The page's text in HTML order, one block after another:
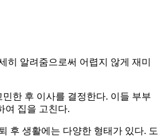
알려줌으로써 어렵지 않게 재미
한 후 이사를 결정한다. 이들 부부
여 집을 고친다.
후 생활에는 다양한 형태가 있다. 도